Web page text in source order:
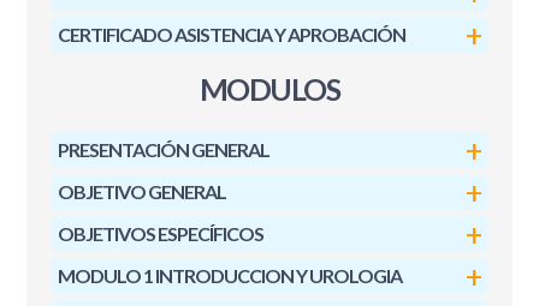
CERTIFICADO ASISTENCIA Y APROBACIÓN
MODULOS
PRESENTACIÓN GENERAL
OBJETIVO GENERAL
OBJETIVOS ESPECÍFICOS
MODULO 1 INTRODUCCION Y UROLOGIA